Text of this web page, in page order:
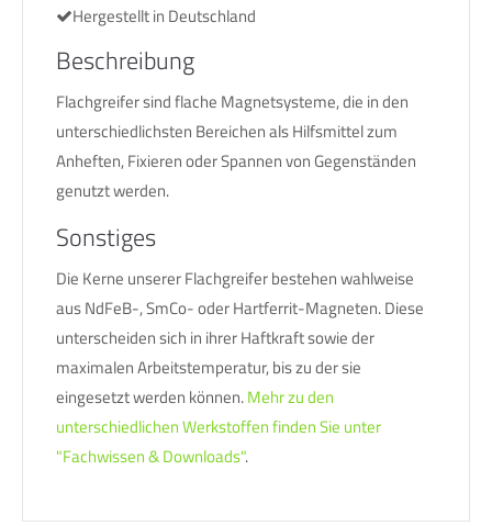
Hergestellt in Deutschland
Beschreibung
Flachgreifer sind flache Magnetsysteme, die in den
unterschiedlichsten Bereichen als Hilfsmittel zum
Anheften, Fixieren oder Spannen von Gegenständen
genutzt werden.
Sonstiges
Die Kerne unserer Flachgreifer bestehen wahlweise
aus NdFeB-, SmCo- oder Hartferrit-Magneten. Diese
unterscheiden sich in ihrer Haftkraft sowie der
maximalen Arbeitstemperatur, bis zu der sie
eingesetzt werden können.Mehr zu den
unterschiedlichen Werkstoffen finden Sie unter
"Fachwissen & Downloads".